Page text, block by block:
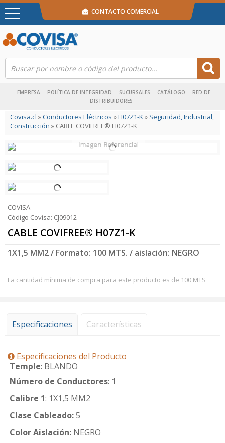
EMPRESA POLÍTICA DE INTEGRIDAD SUCURSALES CATÁLOGO
RED DE
DISTRIBUIDORES
CONTACTO COMERCIAL
Covisa.cl »Conductores Eléctricos »H07Z1-K» Seguridad, Industrial,
Construcción » CABLE COVIFREE® H07Z1-K
COVISA
Código Covisa: CJ09012
CABLE COVIFREE® H07Z1-K
1X1,5 MM2 / Formato: 100 MTS. / aislación: NEGRO
La cantidad mínima de compra para este producto es de 100 MTS
Especificaciones Características
Especificaciones del Producto
Temple: BLANDO
Número de Conductores: 1
Calibre 1: 1X1,5 MM2
Clase Cableado:5
Color Aislación: NEGRO